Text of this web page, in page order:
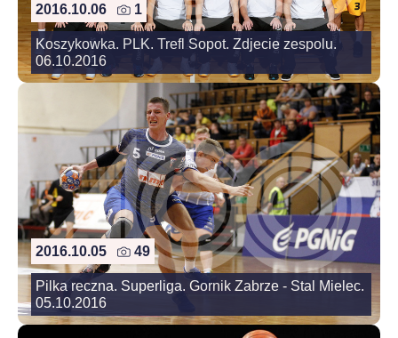
2016.10.06 1
Koszykowka. PLK. Trefl Sopot. Zdjecie zespolu.
06.10.2016
2016.10.05 49
Pilka reczna. Superliga. Gornik Zabrze - Stal Mielec.
05.10.2016